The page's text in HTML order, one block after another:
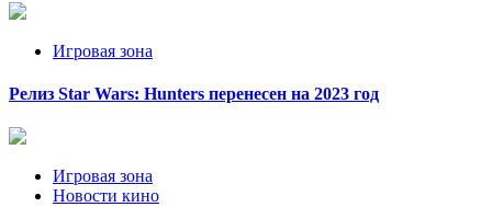
Игровая зона
Релиз Star Wars: Hunters перенесен на 2023 год
Игровая зона
Новости кино